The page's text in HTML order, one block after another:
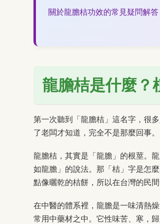
關於龍膽桔功效的常見疑問解答
龍膽桔是什麼？
第一次聽到「龍膽桔」這名字，很
了老闆才知道，完全不是那麼回事。
龍膽桔，其實是「龍膽」的根莖。
如龍膽」的說法。那「桔」字是怎
點像曬乾的桔餅，所以在台灣的民
在中醫的體系裡，龍膽是一味清熱
常用中藥材之中。它性味苦、寒，